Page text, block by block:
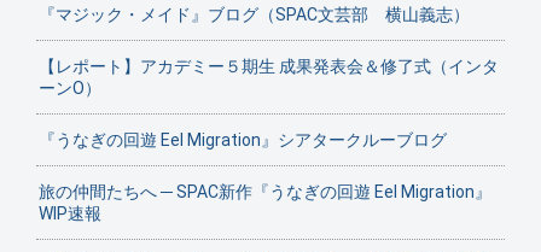
『マジック・メイド』ブログ（SPAC文芸部 横山義志）
【レポート】アカデミー５期生 成果発表会＆修了式（インタ
ーンO）
『うなぎの回遊 Eel Migration』シアタークルーブログ
旅の仲間たちへ ─ SPAC新作『うなぎの回遊 Eel Migration』
WIP速報